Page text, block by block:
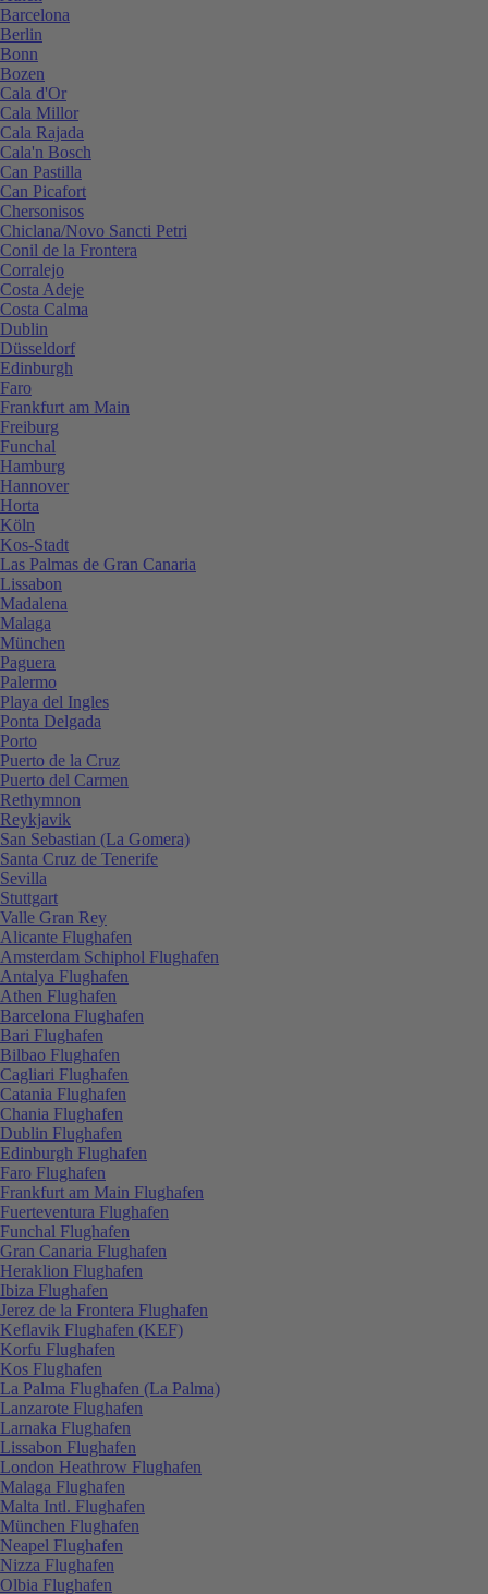
Barcelona
Berlin
Bonn
Bozen
Cala d'Or
Cala Millor
Cala Rajada
Cala'n Bosch
Can Pastilla
Can Picafort
Chersonisos
Chiclana/Novo Sancti Petri
Conil de la Frontera
Corralejo
Costa Adeje
Costa Calma
Dublin
Düsseldorf
Edinburgh
Faro
Frankfurt am Main
Freiburg
Funchal
Hamburg
Hannover
Horta
Köln
Kos-Stadt
Las Palmas de Gran Canaria
Lissabon
Madalena
Malaga
München
Paguera
Palermo
Playa del Ingles
Ponta Delgada
Porto
Puerto de la Cruz
Puerto del Carmen
Rethymnon
Reykjavik
San Sebastian (La Gomera)
Santa Cruz de Tenerife
Sevilla
Stuttgart
Valle Gran Rey
Alicante Flughafen
Amsterdam Schiphol Flughafen
Antalya Flughafen
Athen Flughafen
Barcelona Flughafen
Bari Flughafen
Bilbao Flughafen
Cagliari Flughafen
Catania Flughafen
Chania Flughafen
Dublin Flughafen
Edinburgh Flughafen
Faro Flughafen
Frankfurt am Main Flughafen
Fuerteventura Flughafen
Funchal Flughafen
Gran Canaria Flughafen
Heraklion Flughafen
Ibiza Flughafen
Jerez de la Frontera Flughafen
Keflavik Flughafen (KEF)
Korfu Flughafen
Kos Flughafen
La Palma Flughafen (La Palma)
Lanzarote Flughafen
Larnaka Flughafen
Lissabon Flughafen
London Heathrow Flughafen
Malaga Flughafen
Malta Intl. Flughafen
München Flughafen
Neapel Flughafen
Nizza Flughafen
Olbia Flughafen